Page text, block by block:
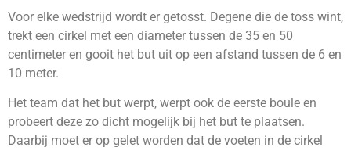
Voor elke wedstrijd wordt er getosst. Degene die de toss wint,
trekt een cirkel met een diameter tussen de 35 en 50
centimeter en gooit het but uit op een afstand tussen de 6 en
10 meter.
Het team dat het but werpt, werpt ook de eerste boule en
probeert deze zo dicht mogelijk bij het but te plaatsen.
Daarbij moet er op gelet worden dat de voeten in de cirkel